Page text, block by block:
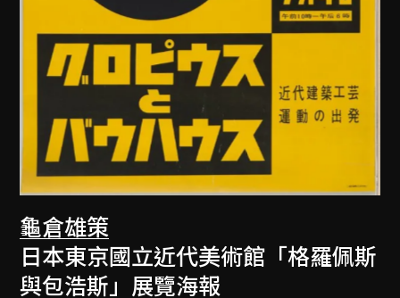
龜倉雄策
日本東京國立近代美術館「格羅佩斯
與包浩斯」展覽海報